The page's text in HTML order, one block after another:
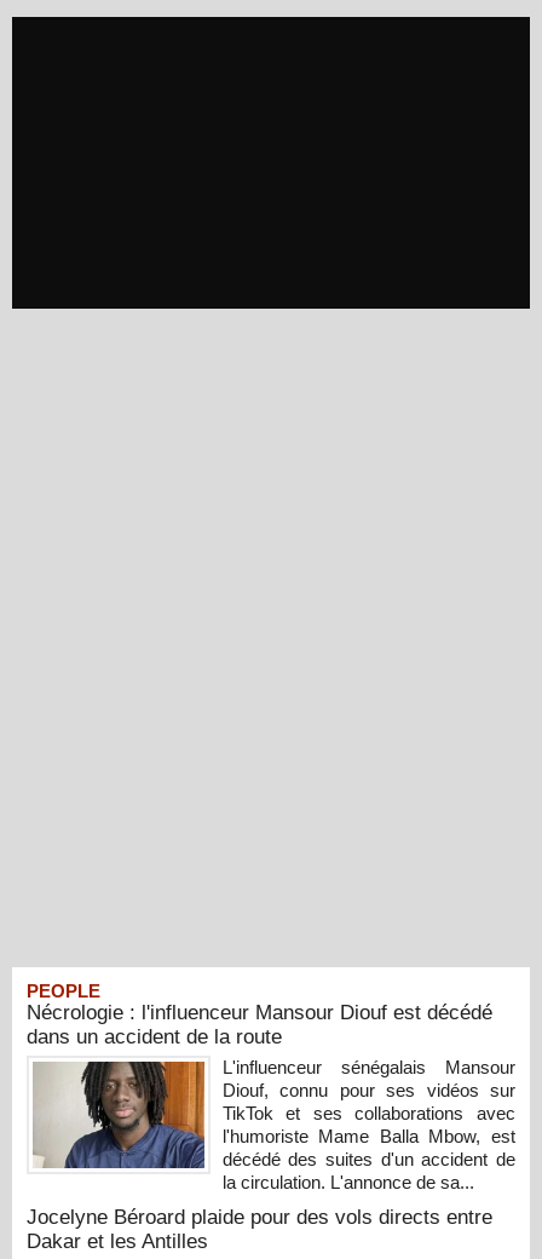
PEOPLE
Nécrologie : l'influenceur Mansour Diouf est décédé
dans un accident de la route
L'influenceur sénégalais Mansour
Diouf, connu pour ses vidéos sur
TikTok et ses collaborations avec
l'humoriste Mame Balla Mbow, est
décédé des suites d'un accident de
la circulation. L'annonce de sa...
Jocelyne Béroard plaide pour des vols directs entre
Dakar et les Antilles